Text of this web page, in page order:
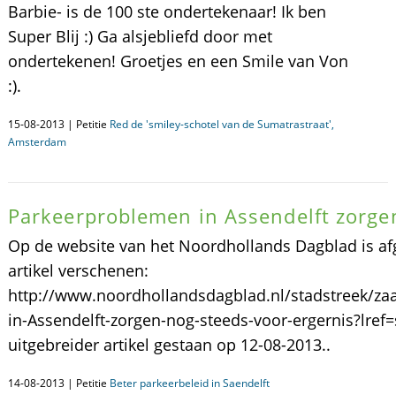
Barbie- is de 100 ste ondertekenaar! Ik ben
Super Blij :) Ga alsjebliefd door met
ondertekenen! Groetjes en een Smile van Von
:).
15-08-2013 | Petitie Red de 'smiley-schotel van de Sumatrastraat',
Amsterdam
Parkeerproblemen in Assendelft
Op de website van het Noordhollands Dagblad is
artikel verschenen:
http://www.noordhollandsdagblad.nl/stadstreek/
in-Assendelft-zorgen-nog-steeds-voor-
uitgebreider artikel gestaan op 12-08-2013..
14-08-2013 | Petitie Beter parkeerbeleid in Saendelft